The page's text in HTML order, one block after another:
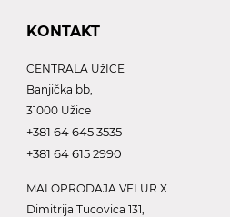
KONTAKT
CENTRALA UžICE
Banjička bb,
31000 Užice
+381 64 645 3535
+381 64 615 2990
MALOPRODAJA VELUR X
Dimitrija Tucovica 131,